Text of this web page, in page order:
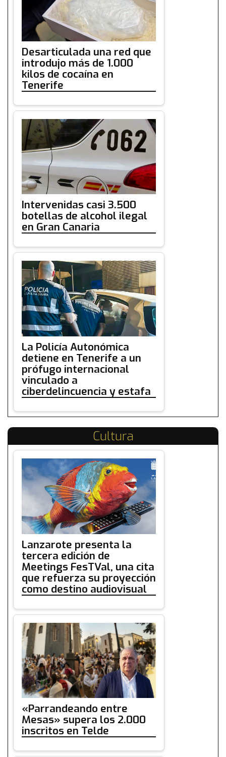
Desarticulada una red que
introdujo más de 1.000
kilos de cocaína en
Tenerife
Intervenidas casi 3.500
botellas de alcohol ilegal
en Gran Canaria
La Policía Autonómica
detiene en Tenerife a un
prófugo internacional
vinculado a
ciberdelincuencia y estafa
Cultura
Lanzarote presenta la
tercera edición de
Meetings FesTVal, una cita
que refuerza su proyección
como destino audiovisual
«Parrandeando entre
Mesas» supera los 2.000
inscritos en Telde